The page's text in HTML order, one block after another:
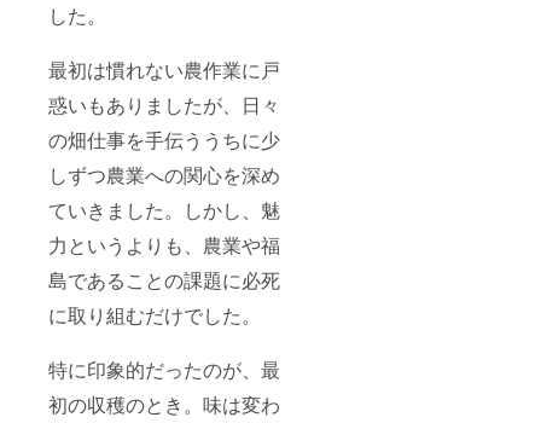
した。
最初は慣れない農作業に戸
惑いもありましたが、日々
の畑仕事を手伝ううちに少
しずつ農業への関心を深め
ていきました。しかし、魅
力というよりも、農業や福
島であることの課題に必死
に取り組むだけでした。
特に印象的だったのが、最
初の収穫のとき。味は変わ